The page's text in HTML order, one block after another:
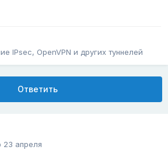
IPsec, OpenVPN и других туннелей
Ответить
23 апреля